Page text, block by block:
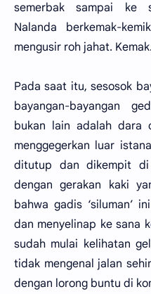
semerbak sampai ke
Nalanda berkemak-
mengusir roh jahat.
Pada saat itu, sesosok
bayangan-bayangan
bukan lain adalah dara
menggegerkan luar
ditutup dan dikempit
dengan gerakan kaki
bahwa gadis ‘siluman’
dan menyelinap ke sana
sudah mulai kelihatan
tidak mengenal jalan
dengan lorong buntu di